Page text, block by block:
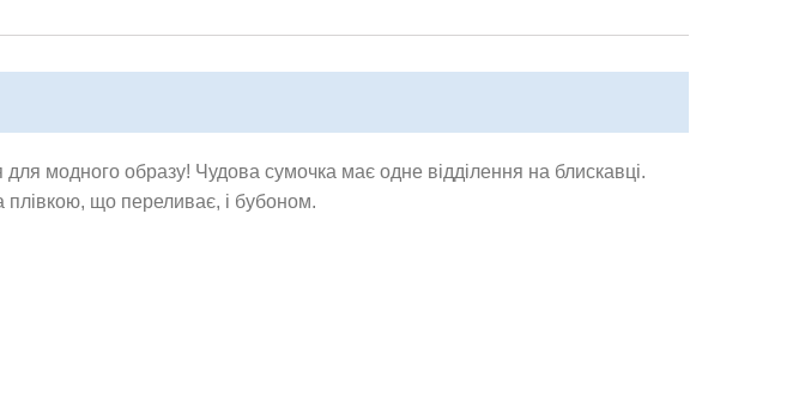
модного образу! Чудова сумочка має одне відділення на блискавці.
плівкою, що переливає, і бубоном.